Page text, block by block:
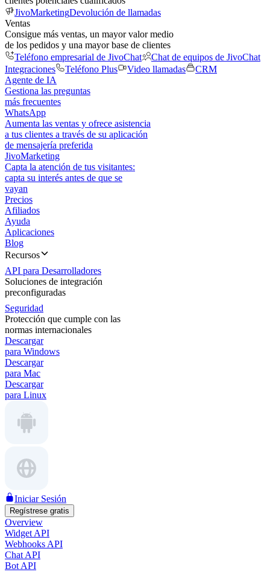
JivoMarketingDevolución de llamadas
Ventas
Consigue más ventas, un mayor valor medio
de los pedidos y una mayor base de clientes
Teléfono empresarial de JivoChat
Chat de equipos de JivoChat
Integraciones
Teléfono Plus Video llamadas
CRM
Agente de IA
Gestiona las preguntas
más frecuentes
WhatsApp
Aumenta las ventas y ofrece asistencia
a tus clientes a través de su aplicación
de mensajería preferida
JivoMarketing
Capta la atención de tus visitantes:
capta su interés antes de que se
vayan
Precios
Afiliados
Ayuda
Aplicaciones
Blog
Recursos
API para Desarrolladores
Soluciones de integración
preconfiguradas
Seguridad
Protección que cumple con las
normas internacionales
Descargar
para Windows
Descargar
para Mac
Descargar
para Linux
Iniciar Sesión
Regístrese gratis
Overview
Widget API
Webhooks API
Chat API
Bot API